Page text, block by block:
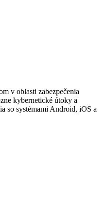
v oblasti zabezpečenia
kybernetické útoky a
so systémami Android, iOS a